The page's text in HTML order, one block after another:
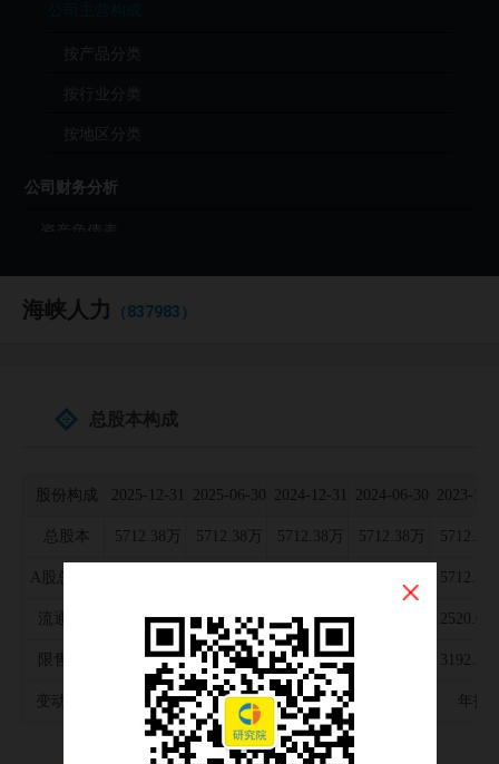
公司主营构成
按产品分类
按行业分类
按地区分类
公司财务分析
资产负债表
现金流量表
财报原始文件（PDF）
海峡人力 （837983）
总股本构成
股份构成 2025-12-31 2025-06-30 2024-12-31 2024-06-30 2023-12-
总股本 5712.38万 5712.38万 5712.38万 5712.38万 5712.38
A股总股本 5712.38
流通A股 2520.00万 2520.00万 2520.00万 2520.00
限售A股 3192.38万 3192.38万 3192.38万 3192.38
变动原因 年报 半年报 年报 年报